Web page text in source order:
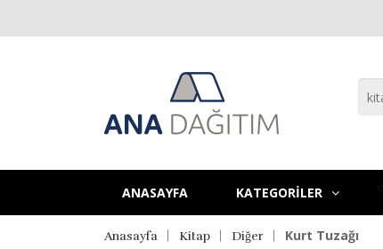
ANASAYFA KATEGORİLER
Anasayfa Kitap Diğer Kurt Tuzağı